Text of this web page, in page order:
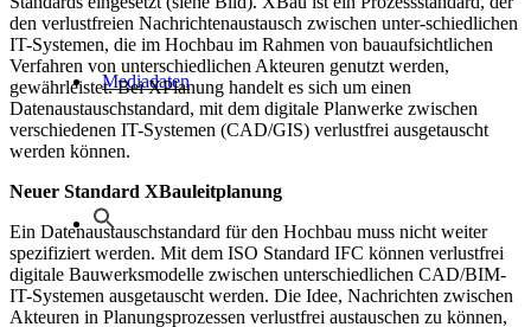
Mediadaten
den verlustfreien Nachrichtenaustausch zwischen unter-schiedlichen
IT-Systemen, die im Hochbau im Rahmen von bauaufsichtlichen
Verfahren von unterschiedlichen Akteuren genutzt werden,
gewährleistet. Bei XPlanung handelt es sich um einen
Datenaustauschstandard, mit dem digitale Planwerke zwischen
verschiedenen IT-Systemen (CAD/GIS) verlustfrei ausgetauscht
werden können.
Neuer Standard XBauleitplanung
Ein Datenaustauschstandard für den Hochbau muss nicht weiter
spezifiziert werden. Mit dem ISO Standard IFC können verlustfrei
digitale Bauwerksmodelle zwischen unterschiedlichen CAD/BIM-
IT-Systemen ausgetauscht werden. Die Idee, Nachrichten zwischen
Akteuren in Planungsprozessen verlustfrei austauschen zu können,